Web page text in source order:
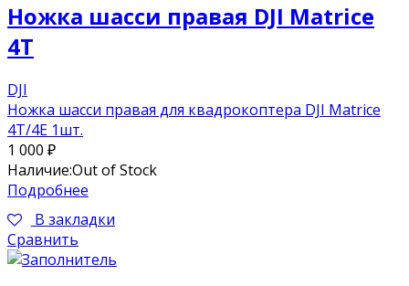
Ножка шасси правая DJI Matrice
4T
DJI
Ножка шасси правая для квадрокоптера DJI Matrice
4T/4E 1шт.
1 000 ₽
Наличие:Out of Stock
Подробнее
В закладки
Сравнить